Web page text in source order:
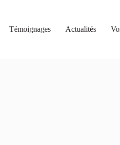
Témoignages Actualités